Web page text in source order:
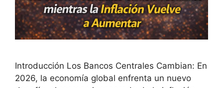
Introducción Los Bancos Centrales Cambian: En
2026, la economía global enfrenta un nuevo